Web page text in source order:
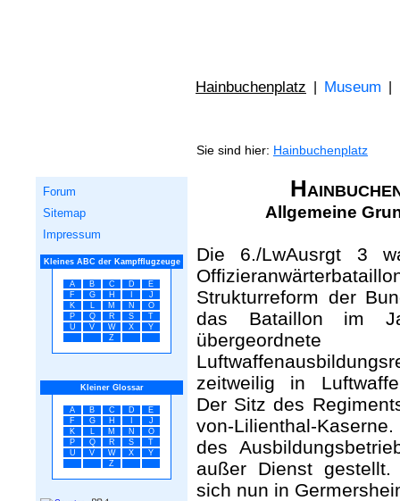
Hainbuchenplatz Museum
Forum
Sitemap
Impressum
Kleines ABC der Kampfflugzeuge
A B C D
E
F
G H
J
K
L M N
O
P
Q R S
T
U
V W X
Y
Z
Kleiner Glossar
A B C D
E
F
G H
J
K
L M N
O
P
Q R S
T
U
V W X
Y
Z
Sie sind hier: Hainbuchenplatz
Allgemeine
Die 6./LwAusrgt 3
Strukturreform der
das Bataillon im
zeitweilig in
Der Sitz des
von-Lilienthal-
des
außer Dienst gestellt.
sich nun in